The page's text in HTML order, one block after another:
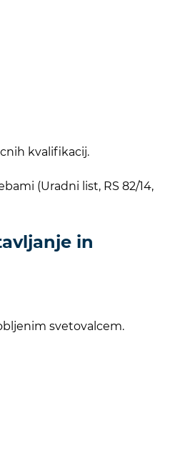
kvalifikacij.
(Uradni list, RS 82/14,
in
svetovalcem.